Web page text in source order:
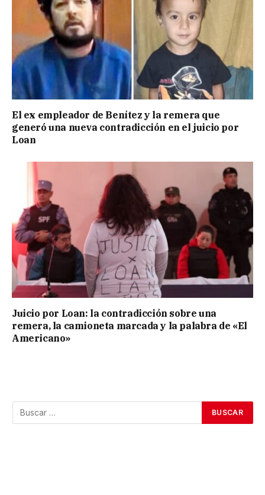
El ex empleador de Benítez y la remera que
generó una nueva contradicción en el juicio por
Loan
Juicio por Loan: la contradicción sobre una
remera, la camioneta marcada y la palabra de «El
Americano»